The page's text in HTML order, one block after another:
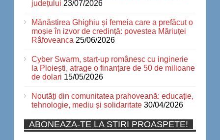
județului 23/07/2026
Mănăstirea Ghighiu și femeia care a prefăcut o
moșie în izvor de credință: povestea Măriuței
Râfoveanca 25/06/2026
Cyber Swarm, start-up românesc cu inginerie
la Ploiești, atrage o finanțare de 50 de milioane
de dolari 15/05/2026
Noutăți din comunitatea prahoveană: educație,
tehnologie, mediu și solidaritate 30/04/2026
ABONEAZA-TE LA STIRI PROASPETE!